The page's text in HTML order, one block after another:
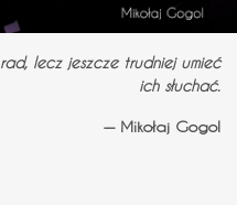
lecz jeszcze trudniej umieć
ich słuchać.
— Mikołaj Gogol